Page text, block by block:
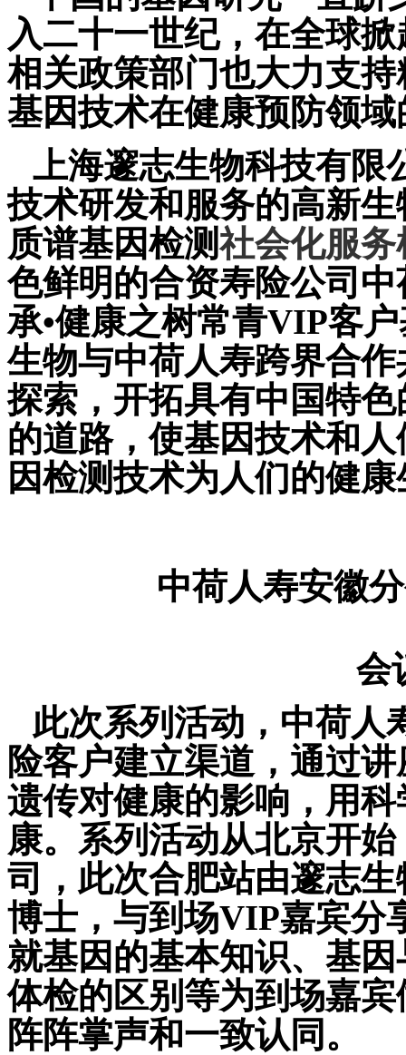
入二十一世纪，在全球
相关政策部门也大力支
基因技术在健康预防领
上海邃志生物科技有限
技术研发和服务的高新
质谱基因检测社会化服务
色鲜明的合资寿险公司中
承•健康之树常青VIP客
生物与中荷人寿跨界合
探索，开拓具有中国特
的道路，使基因技术和
因检测技术为人们的健
中荷人寿安徽
会
此次系列活动，中荷人
险客户建立渠道，通过
遗传对健康的影响，用
康。系列活动从北京开
司，此次合肥站由邃志生
博士，与到场VIP嘉宾分
就基因的基本知识、基
体检的区别等为到场嘉
阵阵掌声和一致认同。